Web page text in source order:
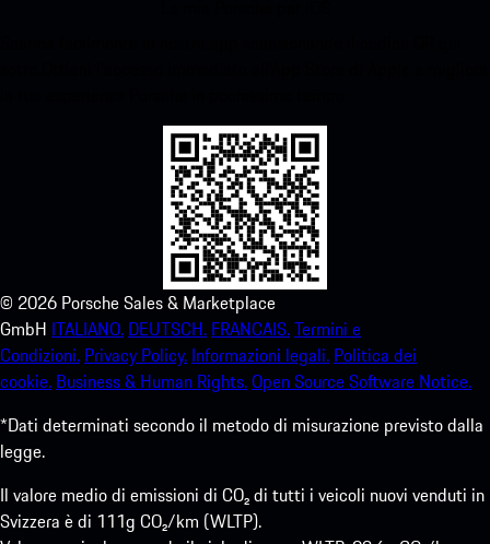
© 2026 Porsche Sales & Marketplace
GmbH ITALIANO. DEUTSCH. FRANCAIS.Termini e
Condizioni. Privacy Policy. Informazioni legali. Politica dei
cookie. Business & Human Rights.Open Source Software Notice.
*Dati determinati secondo il metodo di misurazione previsto dalla
legge.
Il valore medio di emissioni di CO₂ di tutti i veicoli nuovi venduti in
Svizzera è di 111g CO₂/km (WLTP).